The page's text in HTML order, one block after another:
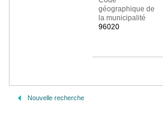
géographique de
la municipalité
96020
Nouvelle recherche